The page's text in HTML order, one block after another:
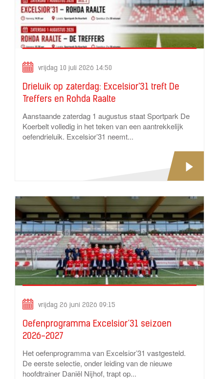
vrijdag 10 juli 2026 14:50
Drieluik op zaterdag: Excelsior'31 treft De
Treffers en Rohda Raalte
Aanstaande zaterdag 1 augustus staat Sportpark De
Koerbelt volledig in het teken van een aantrekkelijk
oefendrieluik. Excelsior’31 neemt...
vrijdag 26 juni 2026 09:15
Oefenprogramma Excelsior’31 seizoen
2026-2027
Het oefenprogramma van Excelsior’31 vastgesteld.
De eerste selectie, onder leiding van de nieuwe
hoofdtrainer Daniël Nijhof, trapt op...